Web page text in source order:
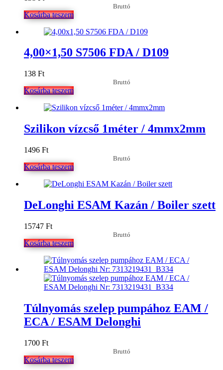
Bruttó
Kosárba teszem
4,00×1,50 S7506 FDA / D109
138 Ft
Bruttó
Kosárba teszem
Szilikon vízcső 1méter / 4mmx2mm
1496 Ft
Bruttó
Kosárba teszem
DeLonghi ESAM Kazán / Boiler szett
15747 Ft
Bruttó
Kosárba teszem
Túlnyomás szelep pumpához EAM /
ECA / ESAM Delonghi
1700 Ft
Bruttó
Kosárba teszem